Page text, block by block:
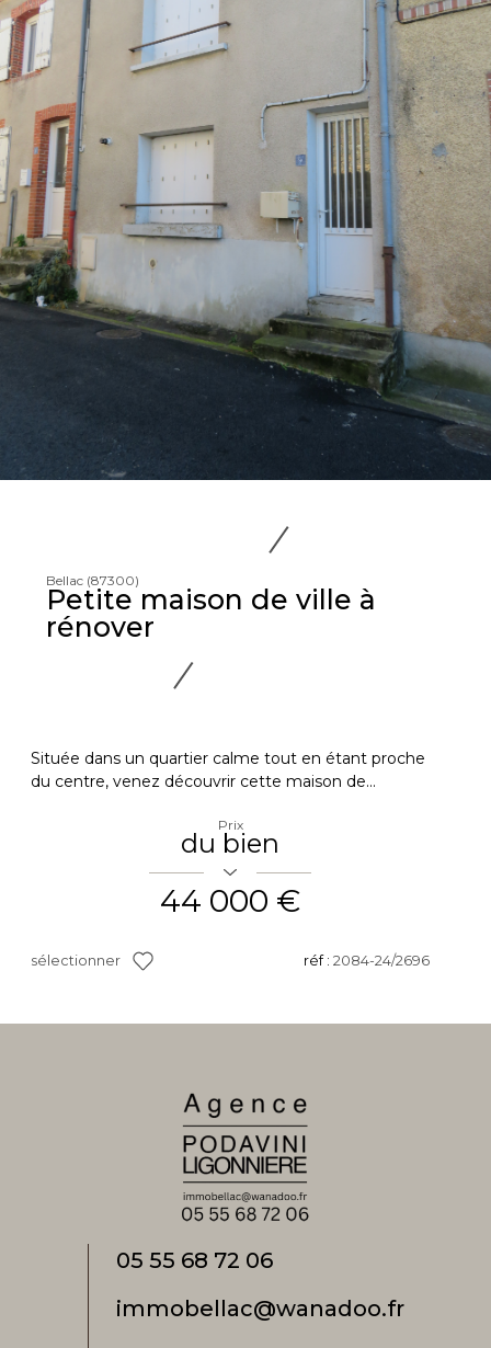
Bellac (87300)
Petite maison de ville à
rénover
Située dans un quartier calme tout en étant proche
du centre, venez découvrir cette maison de...
Prix
du bien
44 000 €
sélectionner réf : 2084-24/2696
05 55 68 72 06
immobellac@wanadoo.fr